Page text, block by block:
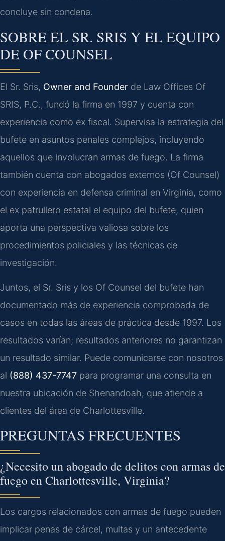
concluye sin condena.
SOBRE EL SR. SRIS Y EL EQUIPO
DE OF COUNSEL
El Sr. Sris, Owner and Founder de Law Offices Of
SRIS, P.C., fundó la firma en 1997 y cuenta con
experiencia como ex fiscal. Supervisa la estrategia del
bufete en asuntos penales complejos, incluyendo
aquellos que involucran armas de fuego. La firma
también cuenta con abogados externos (Of Counsel)
con experiencia en defensa criminal en Virginia, como
el ex patrullero estatal el equipo del bufete, quien
aporta una perspectiva valiosa sobre los
procedimientos policiales y las técnicas de
investigación.
Juntos, el Sr. Sris y los Of Counsel del bufete han
documentado más de experiencia comprobada de
casos en todas las áreas de práctica desde 1997. Los
resultados varían; resultados anteriores no garantizan
un resultado similar. Puede comunicarse con nosotros
al (888) 437-7747 para programar una consulta en
nuestra ubicación de Shenandoah, que atiende a
clientes del área de Charlottesville.
PREGUNTAS FRECUENTES
¿Necesito un abogado de delitos con armas de
fuego en Charlottesville, Virginia?
Los cargos relacionados con armas de fuego pueden
implicar penas de cárcel, multas y un antecedente